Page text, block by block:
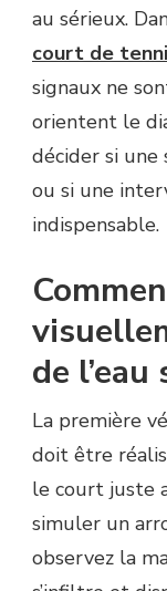
au sérieux.
court de
signaux ne
orientent le
décider si
ou si une
indispensable.
de
La première
doit être
le court juste
simuler un
observez la